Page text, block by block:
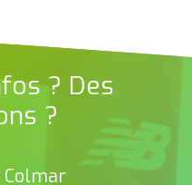
? Des
?
Colmar